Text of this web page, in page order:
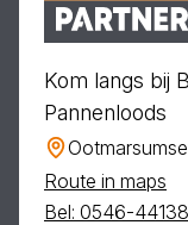
Kom langs bij
Pannenloods
Route in maps
Bel: 0546-